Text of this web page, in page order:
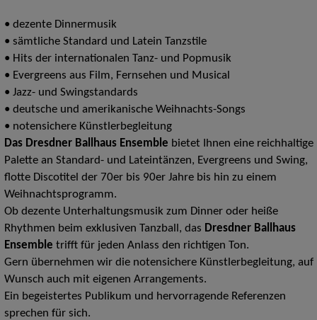
• dezente Dinnermusik
• sämtliche Standard und Latein Tanzstile
• Hits der internationalen Tanz- und Popmusik
• Evergreens aus Film, Fernsehen und Musical
• Jazz- und Swingstandards
• deutsche und amerikanische Weihnachts-Songs
• notensichere Künstlerbegleitung
Das Dresdner Ballhaus Ensemble bietet Ihnen eine reichhaltige
Palette an Standard- und Lateintänzen, Evergreens und Swing,
flotte Discotitel der 70er bis 90er Jahre bis hin zu einem
Weihnachtsprogramm.
Ob dezente Unterhaltungsmusik zum Dinner oder heiße
Rhythmen beim exklusiven Tanzball, das Dresdner Ballhaus
Ensemble trifft für jeden Anlass den richtigen Ton.
Gern übernehmen wir die notensichere Künstlerbegleitung, auf
Wunsch auch mit eigenen Arrangements.
Ein begeistertes Publikum und hervorragende Referenzen
sprechen für sich.